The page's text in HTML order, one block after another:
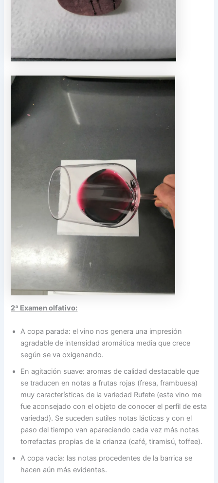
2ª Examen olfativo:
A copa parada: el vino nos genera una impresión
agradable de intensidad aromática media que crece
según se va oxigenando.
En agitación suave: aromas de calidad destacable que
se traducen en notas a frutas rojas (fresa, frambuesa)
muy características de la variedad Rufete (este vino me
fue aconsejado con el objeto de conocer el perfil de esta
variedad). Se suceden sutiles notas lácticas y con el
paso del tiempo van apareciendo cada vez más notas
torrefactas propias de la crianza (café, tiramisú, toffee).
A copa vacía: las notas procedentes de la barrica se
hacen aún más evidentes.